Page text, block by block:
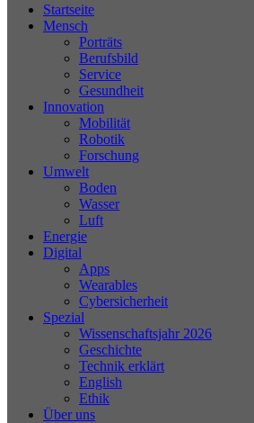
Startseite
Mensch
Porträts
Berufsbild
Service
Gesundheit
Innovation
Mobilität
Robotik
Forschung
Umwelt
Boden
Wasser
Luft
Energie
Digital
Apps
Wearables
Cybersicherheit
Spezial
Wissenschaftsjahr 2026
Geschichte
Technik erklärt
English
Ethik
Über uns